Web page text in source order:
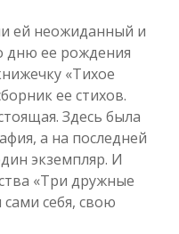
ей неожиданный и
дню ее рождения
«Тихое
ее стихов.
Здесь была
а на последней
экземпляр. И
«Три дружные
себя, свою